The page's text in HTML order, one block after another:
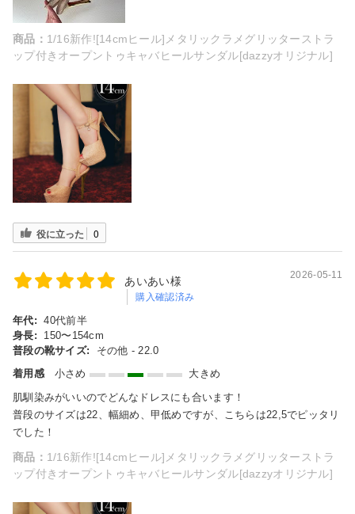
商品： 1/16新作![14cmヒール]メタリックラメグリッターストラ
ップ付きオープントゥキャバヒールサンダル[dazzyオリジナル]
役に立った 0
あいあい様
購入確認済み
2026-05-11
年代: 40代前半
身長:
150〜154cm
普段の靴サイズ:
その他 - 22.0
着用感
小さめ
大きめ
肌馴染みがいいのでどんなドレスにも合います！
普段のサイズは22、幅細め、甲低めですが、こちらは22,5でピッタリ
でした！
商品： 1/16新作![14cmヒール]メタリックラメグリッターストラ
ップ付きオープントゥキャバヒールサンダル[dazzyオリジナル]